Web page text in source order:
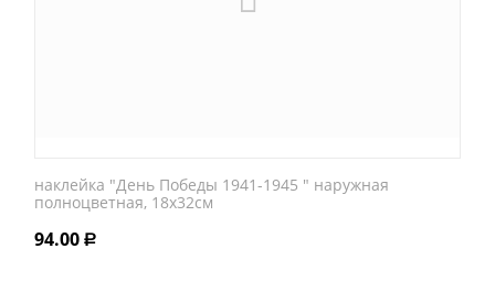
наклейка "День Победы 1941-1945 " наружная
полноцветная, 18х32см
94.00 Р